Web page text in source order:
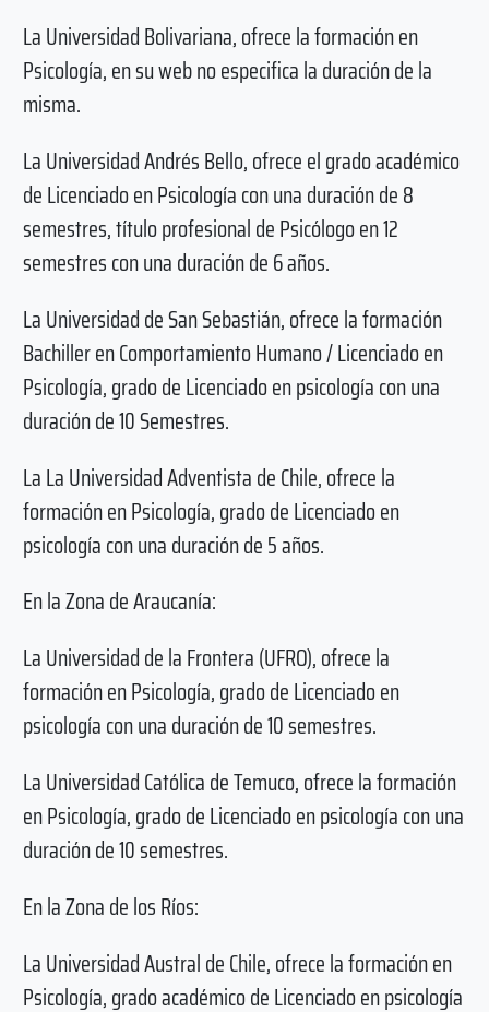
La Universidad Bolivariana, ofrece la formación en
Psicología, en su web no especifica la duración de la
misma.
La Universidad Andrés Bello, ofrece el grado académico
de Licenciado en Psicología con una duración de 8
semestres, título profesional de Psicólogo en 12
semestres con una duración de 6 años.
La Universidad de San Sebastián, ofrece la formación
Bachiller en Comportamiento Humano / Licenciado en
Psicología, grado de Licenciado en psicología con una
duración de 10 Semestres.
La La Universidad Adventista de Chile, ofrece la
formación en Psicología, grado de Licenciado en
psicología con una duración de 5 años.
En la Zona de Araucanía:
La Universidad de la Frontera (UFRO), ofrece la
formación en Psicología, grado de Licenciado en
psicología con una duración de 10 semestres.
La Universidad Católica de Temuco, ofrece la formación
en Psicología, grado de Licenciado en psicología con una
duración de 10 semestres.
En la Zona de los Ríos:
La Universidad Austral de Chile, ofrece la formación en
Psicología, grado académico de Licenciado en psicología